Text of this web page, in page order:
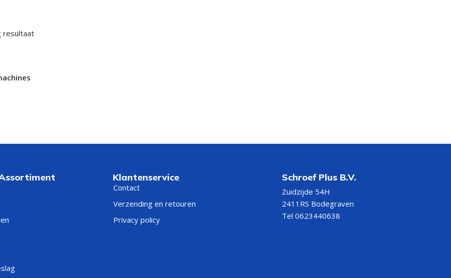
resultaat
Klantenservice
Contact
Verzending en retouren
Privacy policy
Schroef Plus B.V.
Zuidzijde 54H
2411RS Bodegraven
Tel 0623440638